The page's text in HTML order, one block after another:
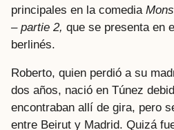
principales en la comedia
– partie 2, que se presenta en
berlinés.
Roberto, quien perdió a su
dos años, nació en Túnez
encontraban allí de gira, pero
entre Beirut y Madrid. Quizá